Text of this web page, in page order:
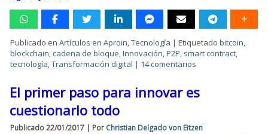
Publicado en Artículos en Aproin,Tecnología |Etiquetado bitcoin,
blockchain,cadena de bloque,Innovación,P2P, smart contract,
tecnología,Transformación digital | 14 comentarios
El primer paso para innovar es
cuestionarlo todo
Publicado 22/01/2017 | Por Christian Delgado von Eitzen